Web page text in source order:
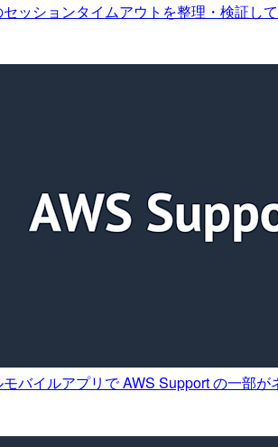
ッションタイムアウトを整理・検証し
バイルアプリで AWS Support の一部